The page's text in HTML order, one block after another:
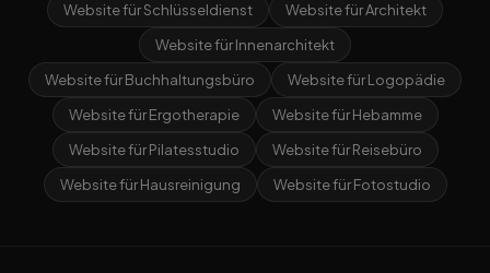
Website für Schlüsseldienst
Website für Architekt
Website für Innenarchitekt
Website für Buchhaltungsbüro
Website für Logopädie
Website für Ergotherapie
Website für Hebamme
Website für Pilatesstudio
Website für Reisebüro
Website für Hausreinigung
Website für Fotostudio